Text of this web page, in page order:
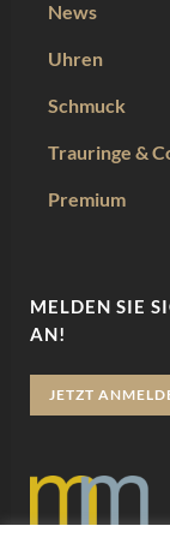
News
Uhren
Schmuck
Trauringe &
Premium
MELDEN SIE
AN!
JETZT